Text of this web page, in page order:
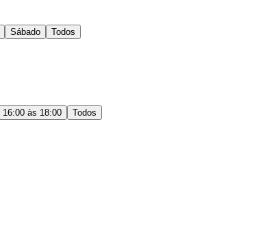
Sábado Todos
16:00 às 18:00 Todos